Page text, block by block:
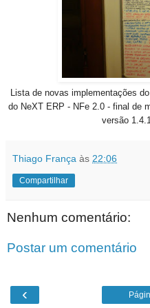
Lista de novas implementações
do NeXT ERP - NFe 2.0 - final de
versão
Thiago França às 22:06
Compartilhar
Nenhum comentário:
Postar um comentário
‹